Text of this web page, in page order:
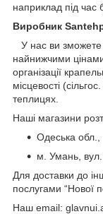
наприклад під час
Виробник
У нас ви зможете
найнижчими
організації
місцевості
теплицях.
Наші магазини
Одеська обл.,
м. Умань,
Для доставки до
послугами “Нової
Наш email: